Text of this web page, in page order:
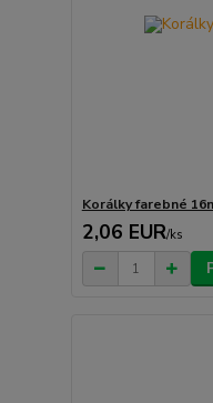
Korálky farebné
2,06 EUR/ks